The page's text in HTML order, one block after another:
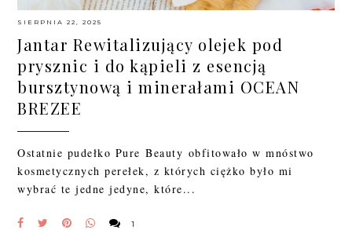
SIERPNIA 22, 2025
Jantar Rewitalizujący olejek pod
prysznic i do kąpieli z esencją
bursztynową i minerałami OCEAN
BREZEE
Ostatnie pudełko Pure Beauty obfitowało w mnóstwo
kosmetycznych perełek, z których ciężko było mi
wybrać te jedne jedyne, które...
1